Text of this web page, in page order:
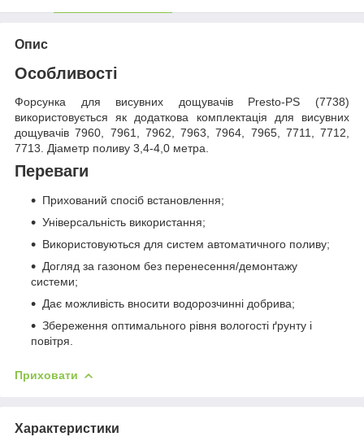
Опис
Особливості
Форсунка для висувних дощувачів Presto-PS (7738)
використовується як додаткова комплектація для висувних
дощувачів 7960, 7961, 7962, 7963, 7964, 7965, 7711, 7712,
7713. Діаметр поливу 3,4-4,0 метра.
Переваги
Прихований спосіб встановлення;
Універсальність використання;
Використовуються для систем автоматичного поливу;
Догляд за газоном без перенесення/демонтажу
системи;
Дає можливість вносити водорозчинні добрива;
Збереження оптимального рівня вологості ґрунту і
повітря.
Приховати
Характеристики